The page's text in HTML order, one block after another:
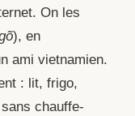
On les
), en
ami vietnamien.
: lit, frigo,
chauffe-